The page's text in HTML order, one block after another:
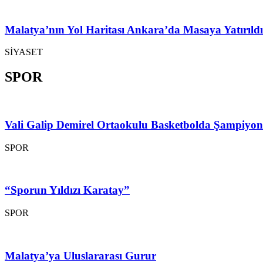
Malatya’nın Yol Haritası Ankara’da Masaya Yatırıldı
SİYASET
SPOR
Vali Galip Demirel Ortaokulu Basketbolda
SPOR
“Sporun Yıldızı Karatay”
SPOR
Malatya’ya Uluslararası Gurur